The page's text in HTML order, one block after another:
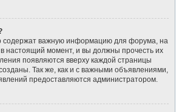
содержат важную информацию для форума, на
настоящий момент, и вы должны прочесть их
появляются вверху каждой страницы
Так же, как и с важными объявлениями,
предоставляются администратором.